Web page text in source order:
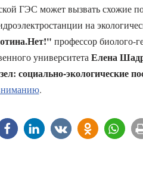
ГЭС может вызвать схожие
на
профессор биолого-
университетаЕлена
социально-экологические
.